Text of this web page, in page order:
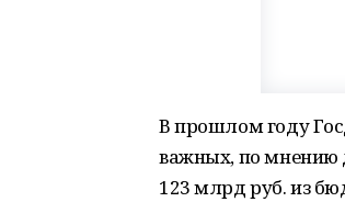
В прошлом году
важных, по мнению
123 млрд руб. из